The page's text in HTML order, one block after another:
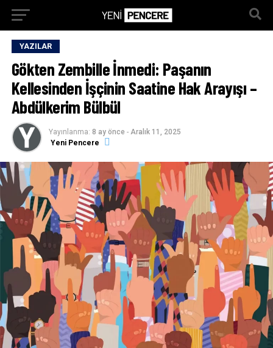
YAZILAR
Gökten Zembille İnmedi: Paşanın
Kellesinden İşçinin Saatine Hak Arayışı –
Abdülkerim Bülbül
Yayınlanma: 8 ay önce - Aralık 11, 2025
Yeni Pencere